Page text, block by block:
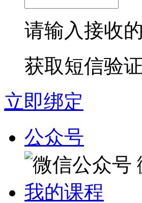
请输入接收
获取短信验
立即绑定
公众号
我的课程